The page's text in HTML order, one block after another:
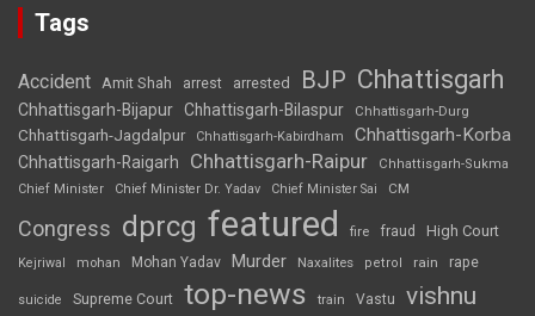
Tags
Accident Amit Shah arrest arrested BJP Chhattisgarh
Chhattisgarh-Bijapur Chhattisgarh-Bilaspur Chhattisgarh-Durg
Chhattisgarh-Jagdalpur Chhattisgarh-Kabirdham Chhattisgarh-Korba
Chhattisgarh-Raigarh Chhattisgarh-Raipur
Chhattisgarh-Sukma
Chief Minister
Chief Minister Dr. Yadav Chief Minister Sai CM
Congress dprcg featured fire fraud High Court
Kejriwal mohan Mohan Yadav Murder Naxalites petrol rain rape
suicide Supreme Court top-news train Vastu vishnu